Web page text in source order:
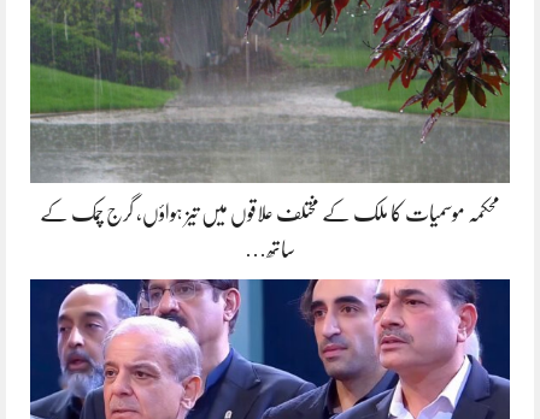
محکمہ موسمیات کا ملک کے مختلف علاقوں میں تیز ہواؤں، گرج چمک کے
ساتھ…